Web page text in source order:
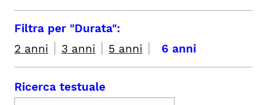
Filtra per "Durata":
2 anni | 3 anni | 5 anni | 6 anni
Ricerca testuale